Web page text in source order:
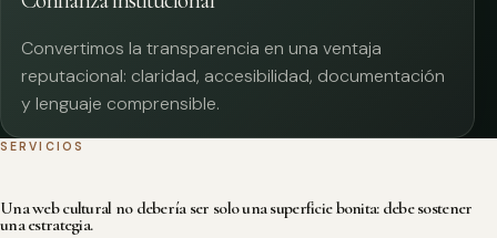
Convertimos la transparencia en una ventaja
reputacional: claridad, accesibilidad, documentación
y lenguaje comprensible.
SERVICIOS
Una web cultural no debería ser solo una superficie bonita: debe sostener
una estrategia.